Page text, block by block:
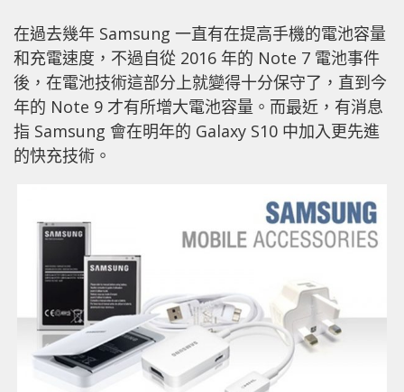
在過去幾年 Samsung 一直有在提高手機的電池容量
和充電速度，不過自從 2016 年的 Note 7 電池事件
後，在電池技術這部分上就變得十分保守了，直到今
年的 Note 9 才有所增大電池容量。而最近，有消息
指 Samsung 會在明年的 Galaxy S10 中加入更先進
的快充技術。